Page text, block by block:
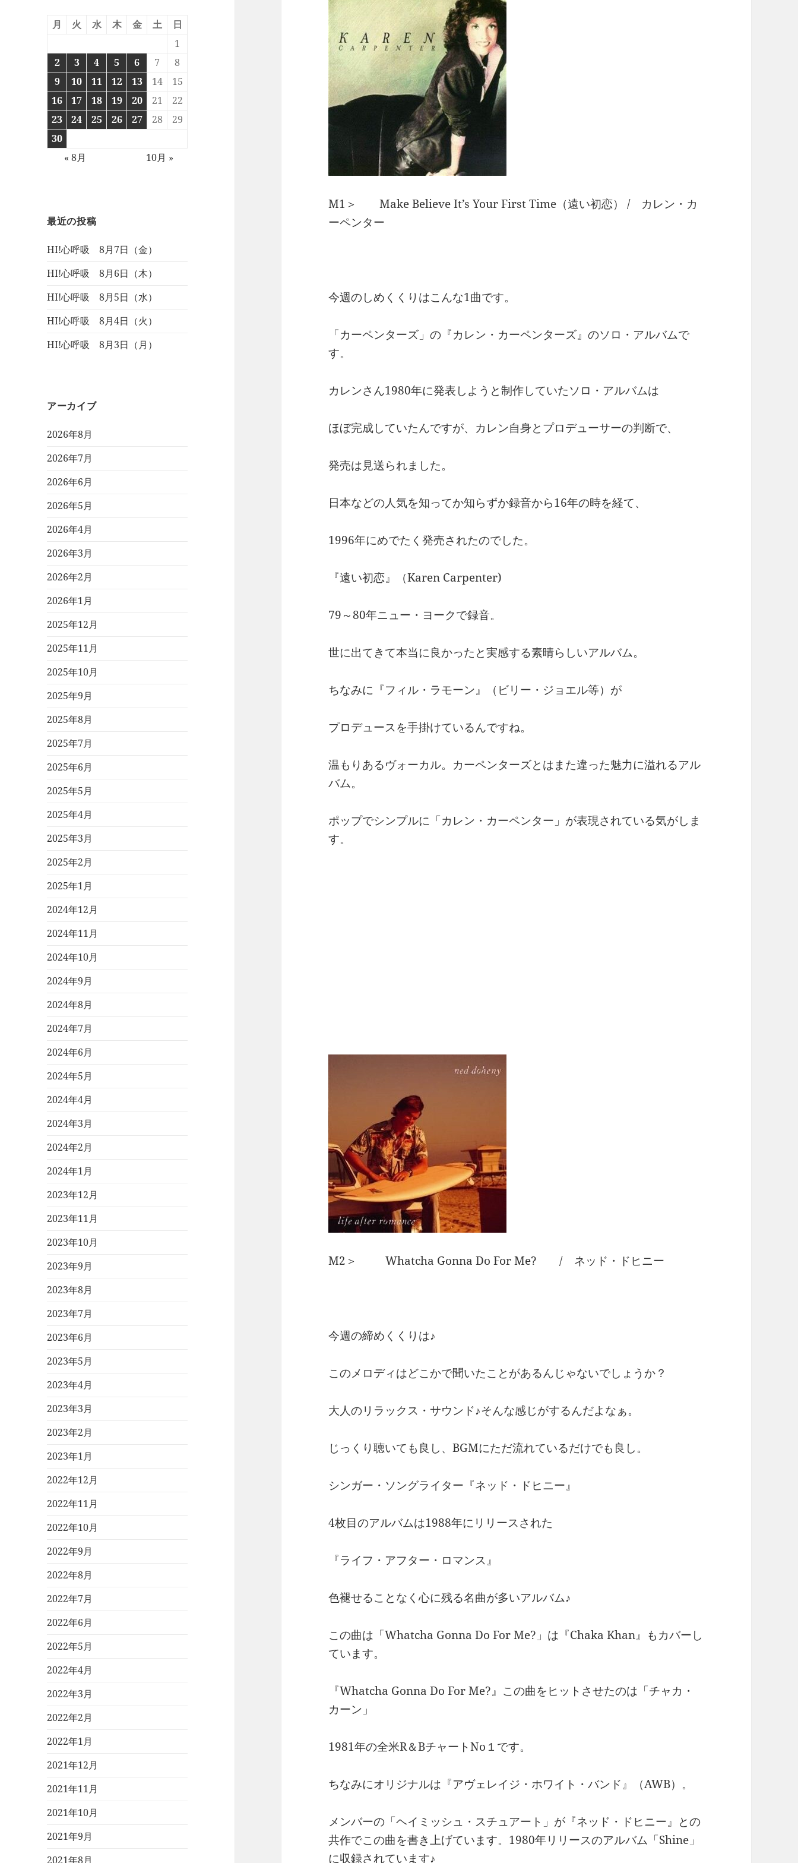
月 火 水 木 金 土
日
1
2
3 4 5 6 7
8
9
10 11 12 13 14
15
16
17 18 19 20 21
22
23
24 25 26 27 28
29
30
« 8月
10月 »
最近の投稿
HI!心呼吸 8月7日（金）
HI!心呼吸 8月6日（木）
HI!心呼吸 8月5日（水）
HI!心呼吸 8月4日（火）
HI!心呼吸 8月3日（月）
アーカイブ
2026年8月
2026年7月
2026年6月
2026年5月
2026年4月
2026年3月
2026年2月
2026年1月
2025年12月
2025年11月
2025年10月
2025年9月
2025年8月
2025年7月
2025年6月
2025年5月
2025年4月
2025年3月
2025年2月
2025年1月
2024年12月
2024年11月
2024年10月
2024年9月
2024年8月
2024年7月
2024年6月
2024年5月
2024年4月
2024年3月
2024年2月
2024年1月
2023年12月
2023年11月
2023年10月
2023年9月
2023年8月
2023年7月
2023年6月
2023年5月
2023年4月
2023年3月
2023年2月
2023年1月
2022年12月
2022年11月
2022年10月
2022年9月
2022年8月
2022年7月
2022年6月
2022年5月
2022年4月
2022年3月
2022年2月
2022年1月
2021年12月
2021年11月
2021年10月
2021年9月
2021年8月
M1＞ Make Believe It’s Your First Time（遠い初恋） / カレン・カ
ーペンター
今週のしめくくりはこんな1曲です。
「カーペンターズ」の『カレン・カーペンターズ』のソロ・アルバムで
す。
カレンさん1980年に発表しようと制作していたソロ・アルバムは
ほぼ完成していたんですが、カレン自身とプロデューサーの判断で、
発売は見送られました。
日本などの人気を知ってか知らずか録音から16年の時を経て、
1996年にめでたく発売されたのでした。
『遠い初恋』（Karen Carpenter)
79～80年ニュー・ヨークで録音。
世に出てきて本当に良かったと実感する素晴らしいアルバム。
ちなみに『フィル・ラモーン』（ビリー・ジョエル等）が
プロデュースを手掛けているんですね。
温もりあるヴォーカル。カーペンターズとはまた違った魅力に溢れるアル
バム。
ポップでシンプルに「カレン・カーペンター」が表現されている気がしま
す。
M2＞ Whatcha Gonna Do For Me? / ネッド・ドヒニー
今週の締めくくりは♪
このメロディはどこかで聞いたことがあるんじゃないでしょうか？
大人のリラックス・サウンド♪そんな感じがするんだよなぁ。
じっくり聴いても良し、BGMにただ流れているだけでも良し。
シンガー・ソングライター『ネッド・ドヒニー』
4枚目のアルバムは1988年にリリースされた
『ライフ・アフター・ロマンス』
色褪せることなく心に残る名曲が多いアルバム♪
この曲は「Whatcha Gonna Do For Me?」は『Chaka Khan』もカバーし
ています。
『Whatcha Gonna Do For Me?』この曲をヒットさせたのは「チャカ・
カーン」
1981年の全米R＆BチャートNo１です。
ちなみにオリジナルは『アヴェレイジ・ホワイト・バンド』（AWB）。
メンバーの「ヘイミッシュ・スチュアート」が『ネッド・ドヒニー』との
共作でこの曲を書き上げています。1980年リリースのアルバム「Shine」
に収録されています♪